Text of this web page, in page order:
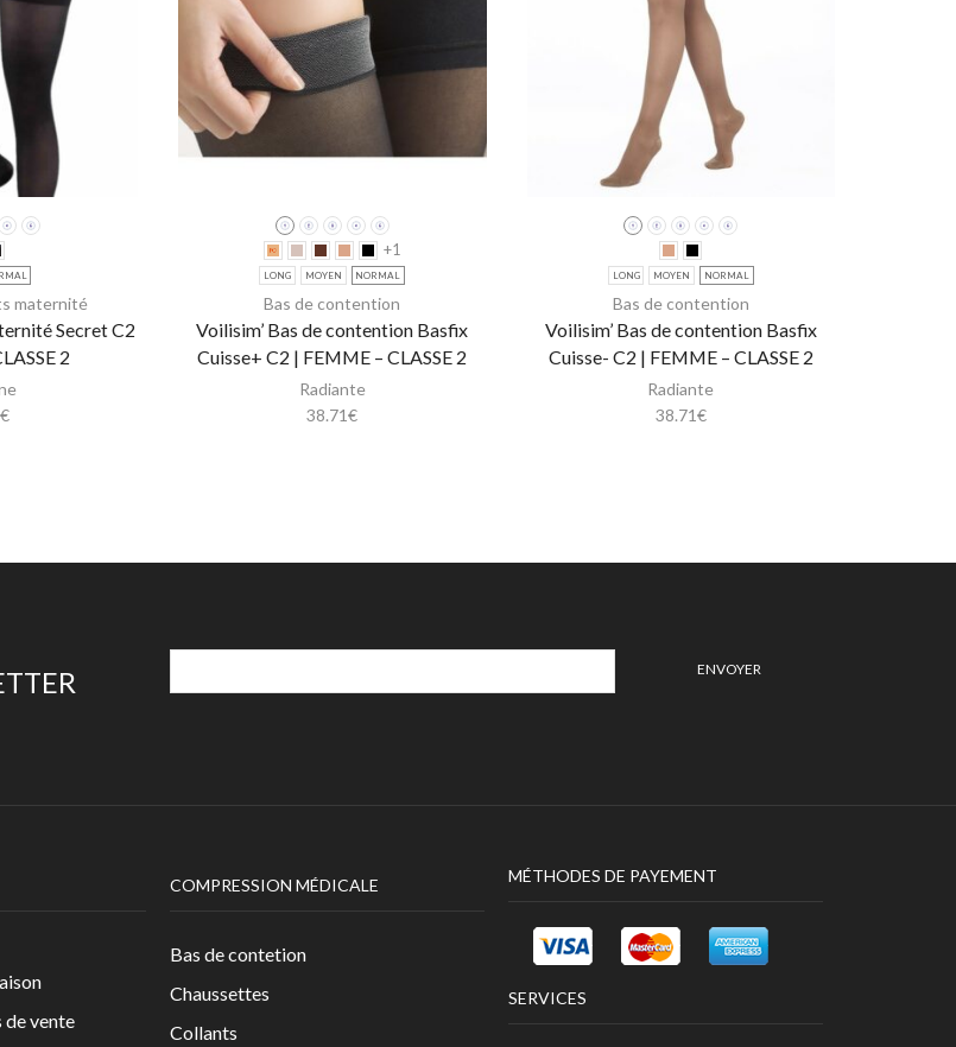
maternité
Secret C2
2
€
+1
LONG MOYEN NORMAL
Bas de contention
Voilisim’ Bas de contention Basfix
Cuisse+ C2 | FEMME – CLASSE 2
Radiante
38.71€
LONG MOYEN NORMAL
Bas de contention
Voilisim’ Bas de contention Basfix
Cuisse- C2 | FEMME – CLASSE 2
Radiante
38.71€
de vente
COMPRESSION MÉDICALE
Bas de contetion
Chaussettes
Collants
MÉTHODES DE PAYEMENT
SERVICES